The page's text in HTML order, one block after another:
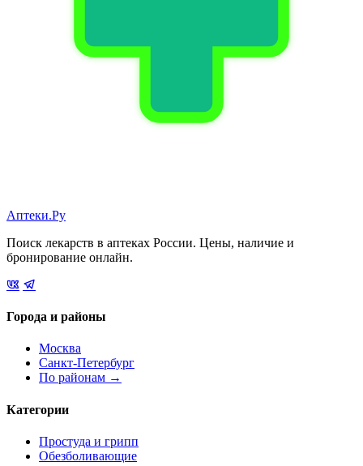
Аптеки.Ру
Поиск лекарств в аптеках России. Цены, наличие и
бронирование онлайн.
Города и районы
Москва
Санкт-Петербург
По районам →
Категории
Простуда и грипп
Обезболивающие